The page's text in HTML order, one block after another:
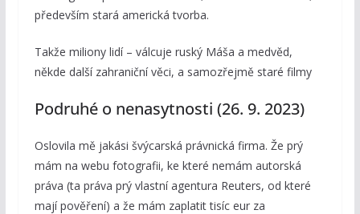
především stará americká tvorba.
Takže miliony lidí – válcuje ruský Máša a medvěd,
někde další zahraniční věci, a samozřejmě staré filmy
Podruhé o nenasytnosti (26. 9. 2023)
Oslovila mě jakási švýcarská právnická firma. Že prý
mám na webu fotografii, ke které nemám autorská
práva (ta práva prý vlastní agentura Reuters, od které
mají pověření) a že mám zaplatit tisíc eur za